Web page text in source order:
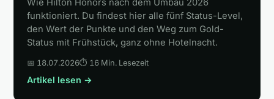
Wie Hilton Honors nach dem Umbau 2026
funktioniert. Du findest hier alle fünf Status-Level,
den Wert der Punkte und den Weg zum Gold-
Status mit Frühstück, ganz ohne Hotelnacht.
📅 18.07.2026⏱ 16 Min. Lesezeit
Artikel lesen →